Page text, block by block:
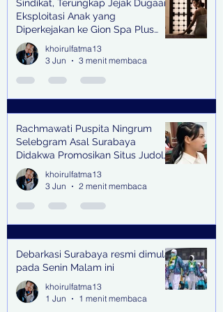
Sindikat, Terungkap Jejak Dugaan
Eksploitasi Anak yang
Diperkejakan ke Gion Spa Plus
and Pub Surabaya,
khoirulfatma13
3 Jun
3 menit membaca
Rachmawati Puspita Ningrum
Selebgram Asal Surabaya
Didakwa Promosikan Situs Judol,
Raup Rp2 Juta dari Tiga Kali
Endorse
khoirulfatma13
3 Jun
2 menit membaca
Debarkasi Surabaya resmi dimulai
pada Senin Malam ini
khoirulfatma13
1 Jun
1 menit membaca